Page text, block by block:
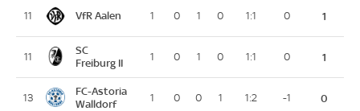
11 VfR Aalen 1 0 1 0 1:1 0 1
11
SC
Freiburg II
1 0 1 0 1:1 0 1
13
FC-Astoria
Walldorf
1 0 0 1 1:2 -1 0